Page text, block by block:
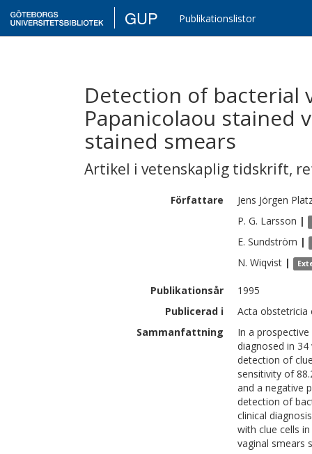
GUP Publikationslistor
Detection of bacterial
Papanicolaou stained
stained smears
Artikel i vetenskaplig tidskrift,
Författare Jens Jörgen
P. G. Larsson |
E. Sundström |
N. Wiqvist |
Publikationsår
1995
Publicerad i
Acta obstetricia
Sammanfattning
In a
diagnosed in
detection of
sensitivity of
and a negative
detection of
clinical
with clue cells
vaginal smears